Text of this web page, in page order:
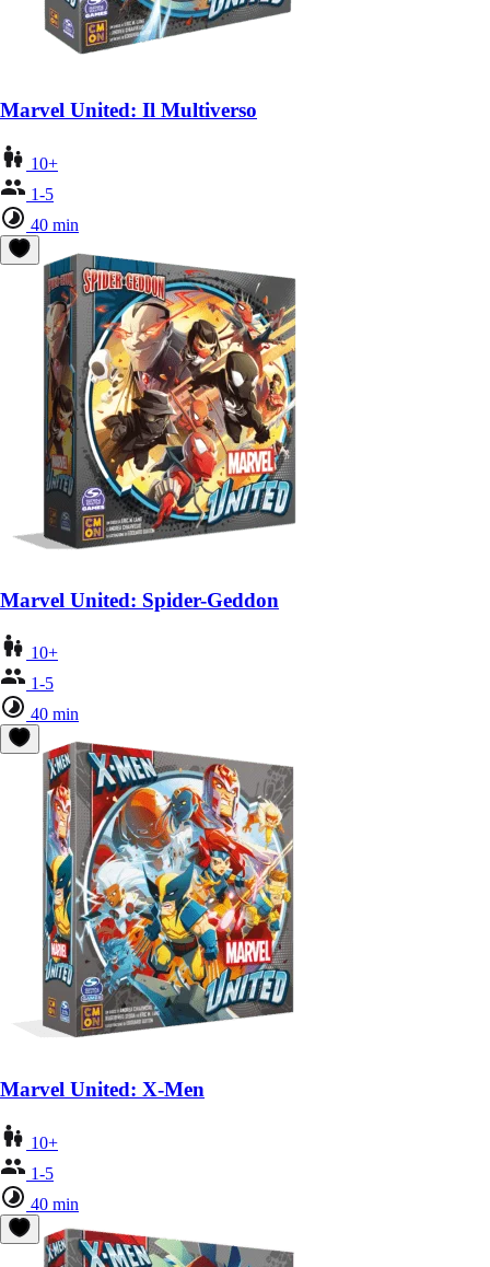
Marvel United: Il Multiverso
10+
1-5
40 min
Marvel United: Spider-Geddon
10+
1-5
40 min
Marvel United: X-Men
10+
1-5
40 min